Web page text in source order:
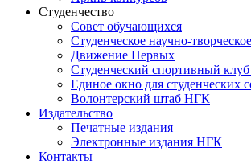
Студенчество
Совет обучающихся
Студенческое научно-
Движение Первых
Студенческий спортивный
Единое окно для
Волонтерский штаб НГК
Издательство
Печатные издания
Электронные издания НГК
Контакты